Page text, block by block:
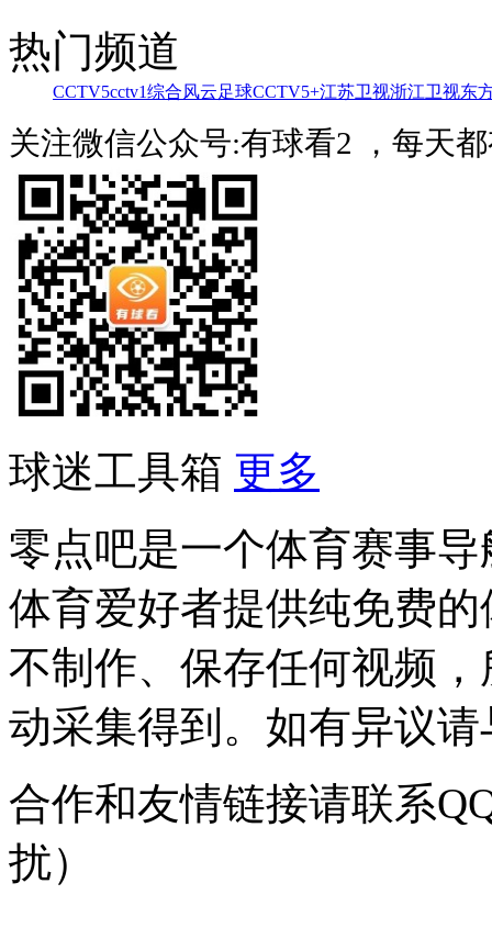
热门频道
CCTV5cctv1综合风云足球CCTV5+江苏卫视浙江卫视东
关注微信公众号:有球看2 ，每天
球迷工具箱 更多
零点吧是一个体育赛事
体育爱好者提供纯免费
不制作、保存任何视频
动采集得到。如有异议
合作和友情链接请联系
扰）